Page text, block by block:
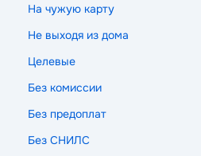
На чужую карту
Не выходя из дома
Целевые
Без комиссии
Без предоплат
Без СНИЛС